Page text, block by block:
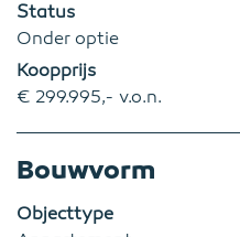
Status
Onder optie
Koopprijs
€ 299.995,- v.o.n.
Bouwvorm
Objecttype